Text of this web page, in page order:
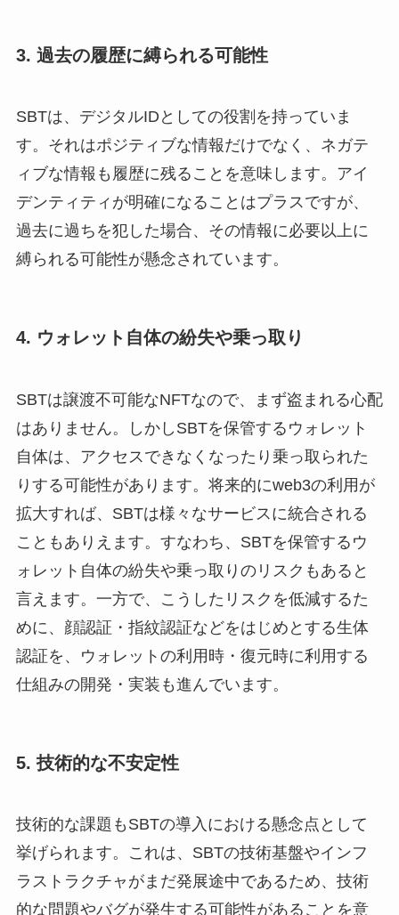
3. 過去の履歴に縛られる可能性
SBTは、デジタルIDとしての役割を持っていま
す。それはポジティブな情報だけでなく、ネガテ
ィブな情報も履歴に残ることを意味します。アイ
デンティティが明確になることはプラスですが、
過去に過ちを犯した場合、その情報に必要以上に
縛られる可能性が懸念されています。
4. ウォレット自体の紛失や乗っ取り
SBTは譲渡不可能なNFTなので、まず盗まれる心配
はありません。しかしSBTを保管するウォレット
自体は、アクセスできなくなったり乗っ取られた
りする可能性があります。将来的にweb3の利用が
拡大すれば、SBTは様々なサービスに統合される
こともありえます。すなわち、SBTを保管するウ
ォレット自体の紛失や乗っ取りのリスクもあると
言えます。一方で、こうしたリスクを低減するた
めに、顔認証・指紋認証などをはじめとする生体
認証を、ウォレットの利用時・復元時に利用する
仕組みの開発・実装も進んでいます。
5. 技術的な不安定性
技術的な課題もSBTの導入における懸念点として
挙げられます。これは、SBTの技術基盤やインフ
ラストラクチャがまだ発展途中であるため、技術
的な問題やバグが発生する可能性があることを意